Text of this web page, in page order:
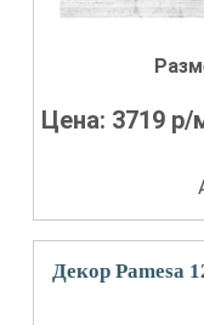
Цена: 3719 р/
Декор Pamesa